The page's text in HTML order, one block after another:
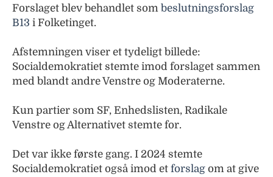
Forslaget blev behandlet som beslutningsforslag
B13 i Folketinget.
Afstemningen viser et tydeligt billede:
Socialdemokratiet stemte imod forslaget sammen
med blandt andre Venstre og Moderaterne.
Kun partier som SF, Enhedslisten, Radikale
Venstre og Alternativet stemte for.
Det var ikke første gang. I 2024 stemte
Socialdemokratiet også imod et forslag om at give